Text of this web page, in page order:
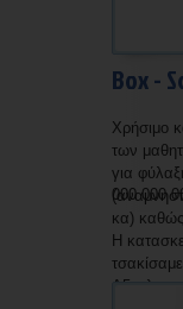
Box -
Χρήσιμο
των
για
κα)
Η
Α5
000 000